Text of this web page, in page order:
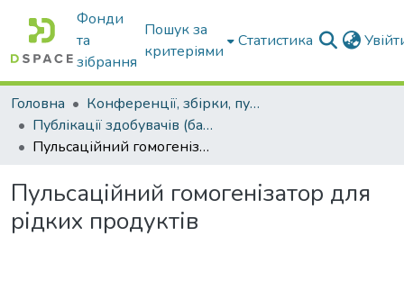
Фонди
та
зібрання
Пошук за
критеріями
Статистика
Головна
Конференції, збірки, публікації молодих вчених і здобувачів : магістрів, бакалаврів, аспірантів.
Публікації здобувачів (бакалаврів. магістрів, аспірантів)
Пульсаційний гомогенізатор для рідких продуктів
Пульсаційний гомогенізатор для
рідких продуктів